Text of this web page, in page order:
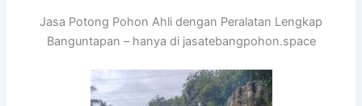
Jasa Potong Pohon Ahli dengan Peralatan Lengkap
Banguntapan – hanya di jasatebangpohon.space